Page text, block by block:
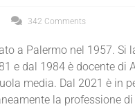
342 Comments
a Palermo nel 1957. Si
e dal 1984 è docente di
media. Dal 2021 è in
la professione